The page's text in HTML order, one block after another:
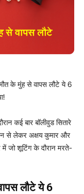
के मुंह से वापस लौटे ये 6
कई बार बॉलीवुड सितारे
से लेकर अक्षय कुमार और
जो शूटिंग के दौरान मरते-
लौटे ये 6